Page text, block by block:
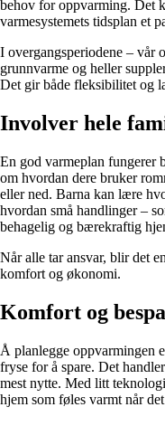
behov for oppvarming. Det
varmesystemets tidsplan et
I overgangsperiodene – vår
grunnvarme og heller
Det gir både fleksibilitet og
Involver hele
En god varmeplan fungerer
om hvordan dere bruker
eller ned. Barna kan lære
hvordan små handlinger –
behagelig og bærekraftig
Når alle tar ansvar, blir det
komfort og økonomi.
Komfort og
Å planlegge oppvarmingen
fryse for å spare. Det
mest nytte. Med litt
hjem som føles varmt når